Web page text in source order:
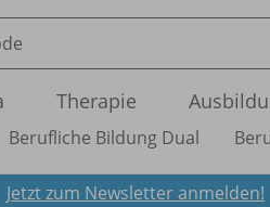
Therapie
Berufliche Bildung Dual
Jetzt zum Newsletter anmelden!